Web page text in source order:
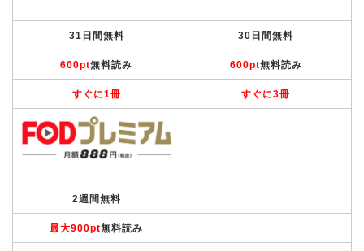
31日間無料 30日間無料
600pt無料読み 600pt無料読み
すぐに1冊 すぐに3冊
2週間無料
最大900pt無料読み